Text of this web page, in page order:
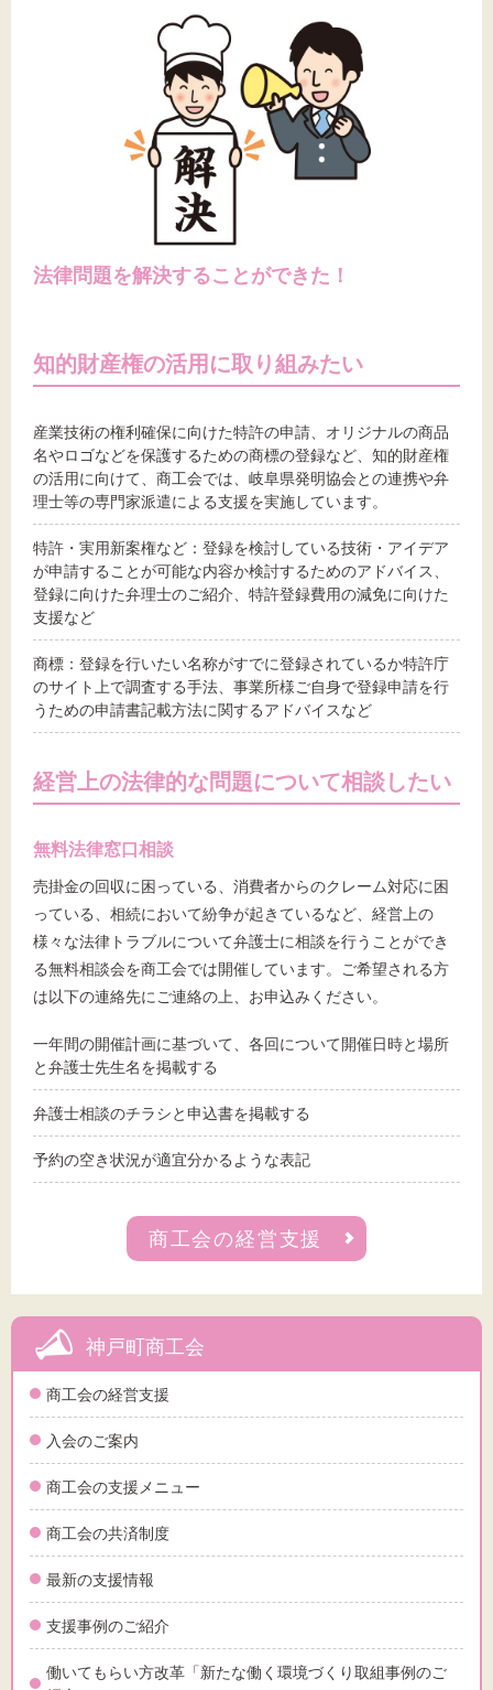
神戸町商工会
商工会の経営支援
入会のご案内
商工会の支援メニュー
商工会の共済制度
最新の支援情報
支援事例のご紹介
働いてもらい方改革「新たな働く環境づくり取組事例のご
法律問題を解決することができた！
知的財産権の活用に取り組みたい
産業技術の権利確保に向けた特許の申請、オリジナルの商品
名やロゴなどを保護するための商標の登録など、知的財産権
の活用に向けて、商工会では、岐阜県発明協会との連携や弁
理士等の専門家派遣による支援を実施しています。
特許・実用新案権など：登録を検討している技術・アイデア
が申請することが可能な内容か検討するためのアドバイス、
登録に向けた弁理士のご紹介、特許登録費用の減免に向けた
支援など
商標：登録を行いたい名称がすでに登録されているか特許庁
のサイト上で調査する手法、事業所様ご自身で登録申請を行
うための申請書記載方法に関するアドバイスなど
経営上の法律的な問題について相談したい
無料法律窓口相談
売掛金の回収に困っている、消費者からのクレーム対応に困
っている、相続において紛争が起きているなど、経営上の
様々な法律トラブルについて弁護士に相談を行うことができ
る無料相談会を商工会では開催しています。ご希望される方
は以下の連絡先にご連絡の上、お申込みください。
一年間の開催計画に基づいて、各回について開催日時と場所
と弁護士先生名を掲載する
弁護士相談のチラシと申込書を掲載する
予約の空き状況が適宜分かるような表記
商工会の経営支援